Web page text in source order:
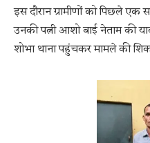
इस दौरान ग्रामीणों को पिछले एक
उनकी पत्नी आशो बाई नेताम की
शोभा थाना पहुंचकर मामले की